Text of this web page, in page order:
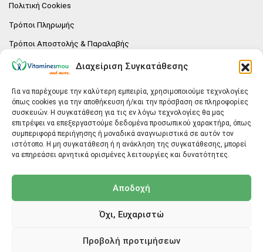
Διαχείριση Συγκατάθεσης
Για να παρέχουμε την καλύτερη εμπειρία, χρησιμοποιούμε τεχνολογίες
όπως cookies για την αποθήκευση ή/και την πρόσβαση σε πληροφορίες
συσκευών. Η συγκατάθεση για τις εν λόγω τεχνολογίες θα μας
επιτρέψει να επεξεργαστούμε δεδομένα προσωπικού χαρακτήρα, όπως
συμπεριφορά περιήγησης ή μοναδικά αναγνωριστικά σε αυτόν τον
ιστότοπο. Η μη συγκατάθεση ή η ανάκληση της συγκατάθεσης, μπορεί
να επηρεάσει αρνητικά ορισμένες λειτουργίες και δυνατότητες.
Αποδοχή
Όχι, Ευχαριστώ
Προβολή προτιμήσεων
Πολιτική Cookies
Τρόποι Πληρωμής
Τρόποι Αποστολής & Παραλαβής
Πολιτική επιστροφών
E-SHOP
Vitaminesmou.gr.
Άγιος Δημήτριος T.K.17236
Αττική
Copyright ©2026 Vitaminesmou.gr